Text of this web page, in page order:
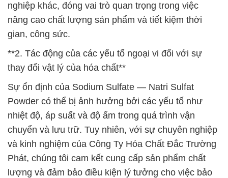
nghiệp khác, đóng vai trò quan trọng trong việc
nâng cao chất lượng sản phẩm và tiết kiệm thời
gian, công sức.
**2. Tác động của các yếu tố ngoại vi đối với sự
thay đổi vật lý của hóa chất**
Sự ổn định của Sodium Sulfate — Natri Sulfat
Powder có thể bị ảnh hưởng bởi các yếu tố như
nhiệt độ, áp suất và độ ẩm trong quá trình vận
chuyển và lưu trữ. Tuy nhiên, với sự chuyên nghiệp
và kinh nghiệm của Công Ty Hóa Chất Đắc Trường
Phát, chúng tôi cam kết cung cấp sản phẩm chất
lượng và đảm bảo điều kiện lý tưởng cho việc bảo